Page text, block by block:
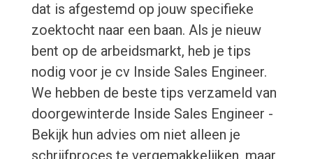
dat is afgestemd op jouw specifieke
zoektocht naar een baan. Als je nieuw
bent op de arbeidsmarkt, heb je tips
nodig voor je cv Inside Sales Engineer.
We hebben de beste tips verzameld van
doorgewinterde Inside Sales Engineer -
Bekijk hun advies om niet alleen je
schrijfproces te vergemakkelijken, maar